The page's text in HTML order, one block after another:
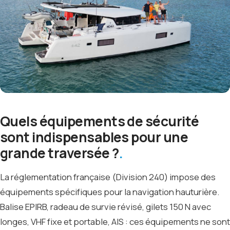
Quels équipements de sécurité
sont indispensables pour une
grande traversée ?
La réglementation française (Division 240) impose des
équipements spécifiques pour la navigation hauturière.
Balise EPIRB, radeau de survie révisé, gilets 150 N avec
longes, VHF fixe et portable, AIS : ces équipements ne sont